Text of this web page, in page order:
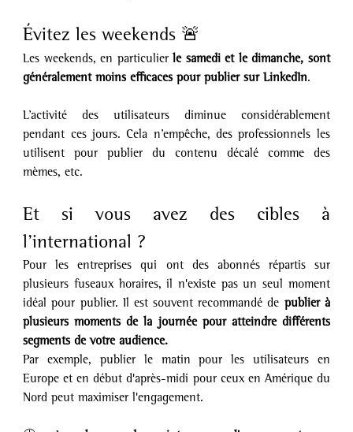
Évitez les weekends 🚨
Les weekends, en particulier le samedi et le dimanche, sont
généralement moins efficaces pour publier sur LinkedIn.
L’activité des utilisateurs diminue considérablement
pendant ces jours. Cela n’empêche, des professionnels les
utilisent pour publier du contenu décalé comme des
mèmes, etc.
Et si vous avez des cibles à
l’international ?
Pour les entreprises qui ont des abonnés répartis sur
plusieurs fuseaux horaires, il n'existe pas un seul moment
idéal pour publier. Il est souvent recommandé de publier à
plusieurs moments de la journée pour atteindre différents
segments de votre audience.
Par exemple, publier le matin pour les utilisateurs en
Europe et en début d'après-midi pour ceux en Amérique du
Nord peut maximiser l'engagement.